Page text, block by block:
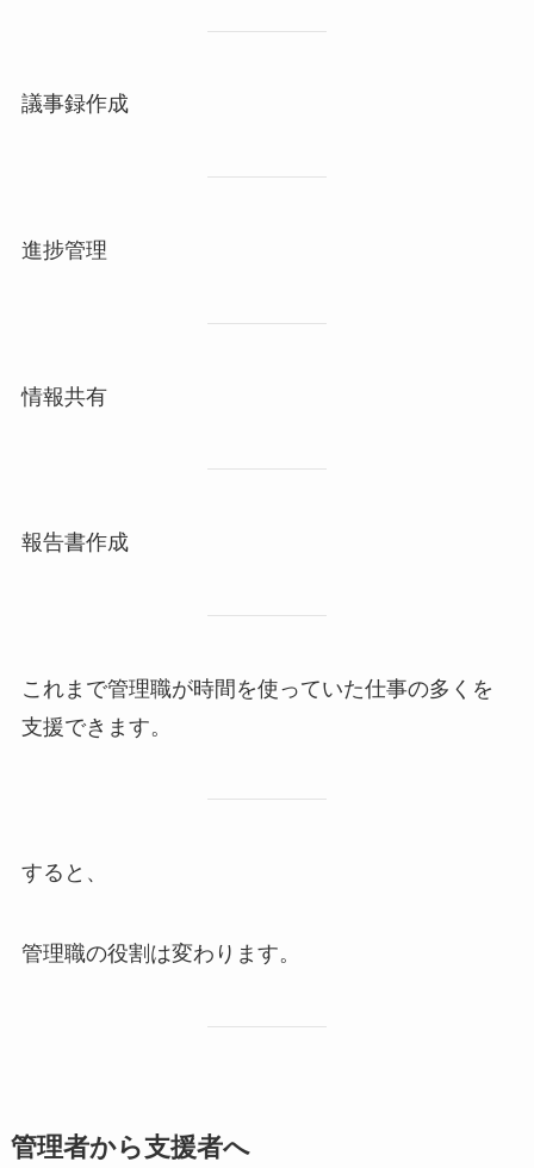
議事録作成
進捗管理
情報共有
報告書作成
これまで管理職が時間を使っていた仕事の多くを
支援できます。
すると、
管理職の役割は変わります。
管理者から支援者へ